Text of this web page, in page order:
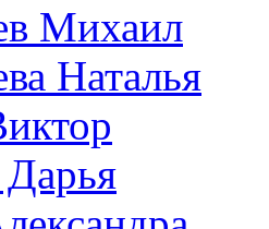
Михаил
Наталья